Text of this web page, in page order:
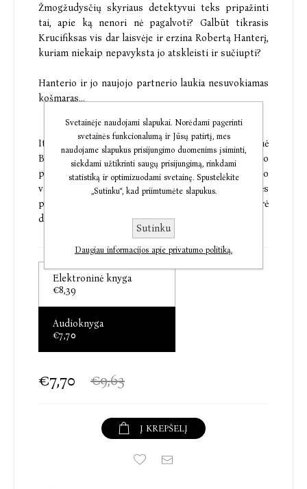
Žmogžudysčių skyriaus detektyvui teks pripažinti
tai, apie ką nenori nė pagalvoti? Galbūt tikrasis
Krucifiksas vis dar laisvėje ir erzina Robertą Hanterį,
kuriam niekaip nepavyksta jo atskleisti ir sučiupti?
Hanterio ir jo naujojo partnerio laukia nesuvokiamas
košmaras...
Italų kilmės rašytojas Chrisas Carteris gimė
Brazilijoje, Mičigano universitete studijavo
psichologiją ir nusikalstamą elgseną. Kaip Mičigano
valstijos apygardos prokuroro kriminalinės
psichologijos komandos narys, jis apklausė ir tyrė
daugybę nusikaltėlių, įskaitant ir serijinius žudikus.
Elektroninė knyga
€8,39
Audioknyga
€7,70
€7,70 €9,63
Į KREPŠELĮ
Svetainėje naudojami slapukai. Norėdami pagerinti
svetainės funkcionalumą ir Jūsų patirtį, mes
naudojame slapukus prisijungimo duomenims įsiminti,
siekdami užtikrinti saugų prisijungimą, rinkdami
statistiką ir optimizuodami svetainę. Spustelėkite
„Sutinku“, kad priimtumėte slapukus.
Sutinku
Daugiau informacijos apie privatumo politiką.